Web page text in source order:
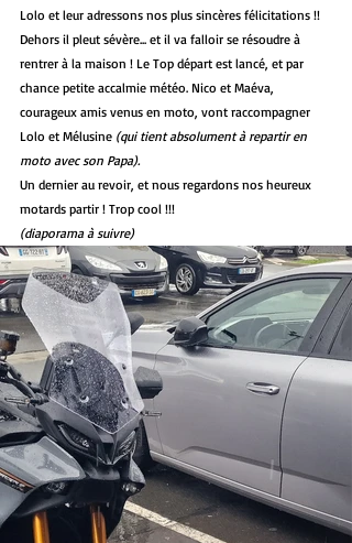
Lolo et leur adressons nos plus sincères félicitations !!
Dehors il pleut sévère... et il va falloir se résoudre à
rentrer à la maison ! Le Top départ est lancé, et par
chance petite accalmie météo. Nico et Maéva,
courageux amis venus en moto, vont raccompagner
Lolo et Mélusine (qui tient absolument à repartir en
moto avec son Papa).
Un dernier au revoir, et nous regardons nos heureux
motards partir ! Trop cool !!!
(diaporama à suivre)